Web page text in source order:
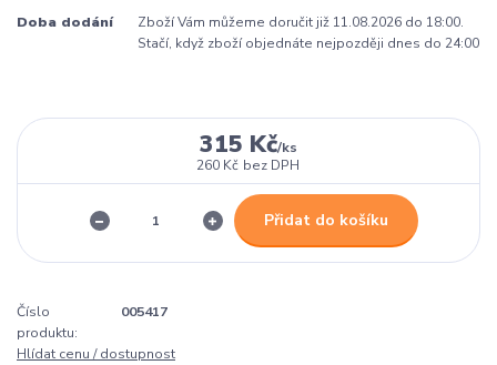
Doba dodání
Zboží Vám můžeme doručit již 11.08.2026 do 18:00.
Stačí, když zboží objednáte nejpozději dnes do 24:00
315 Kč/ks
260 Kč bez DPH
Přidat do košíku
Číslo
produktu:
005417
Hlídat cenu / dostupnost